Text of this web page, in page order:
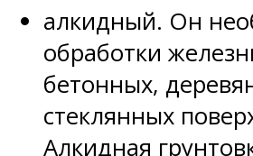
алкидный. Он
обработки
бетонных,
стеклянных
Алкидная